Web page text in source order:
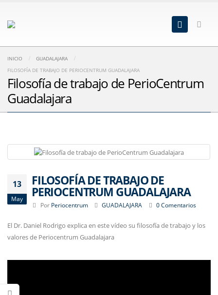
INICIO
GUADALAJARA
FILOSOFÍA DE TRABAJO DE PERIOCENTRUM GUADALAJARA
Filosofía de trabajo de PerioCentrum
Guadalajara
13
May
FILOSOFÍA DE TRABAJO DE
PERIOCENTRUM GUADALAJARA
Por Periocentrum GUADALAJARA 0 Comentarios
El Dr. Daniel Rodrigo explica en este vídeo su filosofía de trabajo y los
valores de Periocentrum Guadalajara